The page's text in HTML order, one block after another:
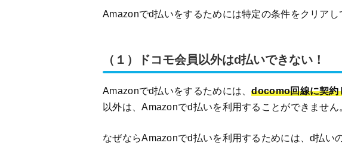
Amazonでd払いをするためには特定の条件をクリアし
（１）ドコモ会員以外はd払いできない！
Amazonでd払いをするためには、docomo回線に契約
以外は、Amazonでd払いを利用することができません
なぜならAmazonでd払いを利用するためには、d払い